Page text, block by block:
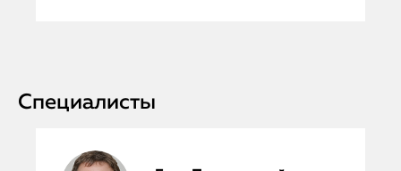
Специалисты